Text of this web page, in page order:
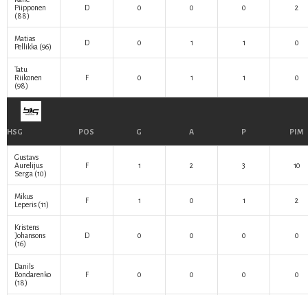
Piipponen
(88)
D 0 0 0 2
Matias
Pellikka (96) D 0 1 1 0
Tatu
Riikonen
(98)
F 0 1 1 0
HSG POS G A P PIM
Gustavs
Aurelijus
Serga (10)
F 1 2 3 10
Mikus
Leperis (11) F 1 0 1 2
Kristens
Johansons
(16)
D 0 0 0 0
Danils
Bondarenko
(18)
F 0 0 0 0